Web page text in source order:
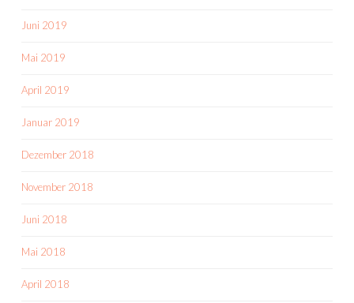
Juni 2019
Mai 2019
April 2019
Januar 2019
Dezember 2018
November 2018
Juni 2018
Mai 2018
April 2018